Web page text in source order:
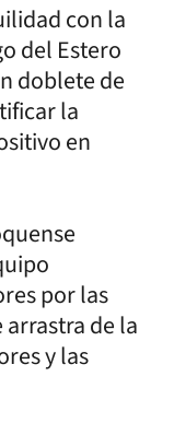
con la
del Estero
doblete de
la
en
por las
de la
y las